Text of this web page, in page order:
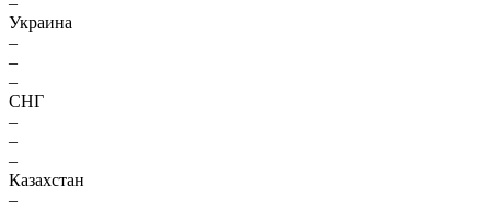
Украина
–
–
–
СНГ
–
–
–
Казахстан
–